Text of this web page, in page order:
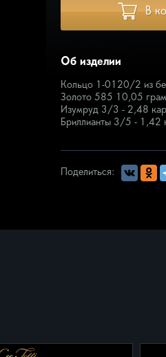
В
Об изделии
Кольцо 1-0120/2 из
Золото 585 10,05
Изумруд 3/3 - 2,48
Бриллианты 3/5 - 1,42
Поделиться: